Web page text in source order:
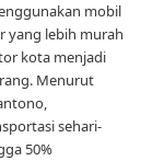
mobil
yang lebih murah
kota menjadi
Menurut
sehari-
50%